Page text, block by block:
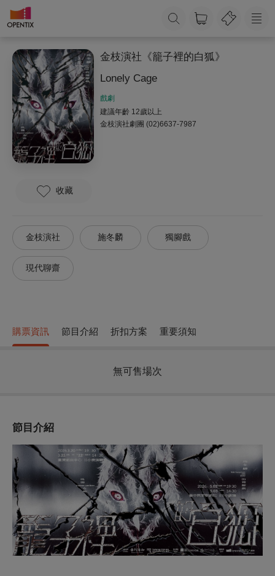
金枝演社《籠子裡的白狐》
Lonely Cage
戲劇
建議年齡 12歲以上
金枝演社劇團 (02)6637-7987
收藏
金枝演社 施冬麟 獨腳戲
現代聊齋
購票資訊 節目介紹 折扣方案 重要須知
無可售場次
節目介紹